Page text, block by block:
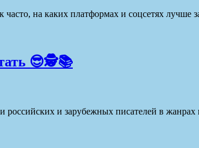
на каких платформах и соцсетях лучше
😎🕵️📚
и зарубежных писателей в жанрах